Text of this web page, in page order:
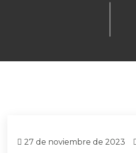
27 de noviembre de 2023